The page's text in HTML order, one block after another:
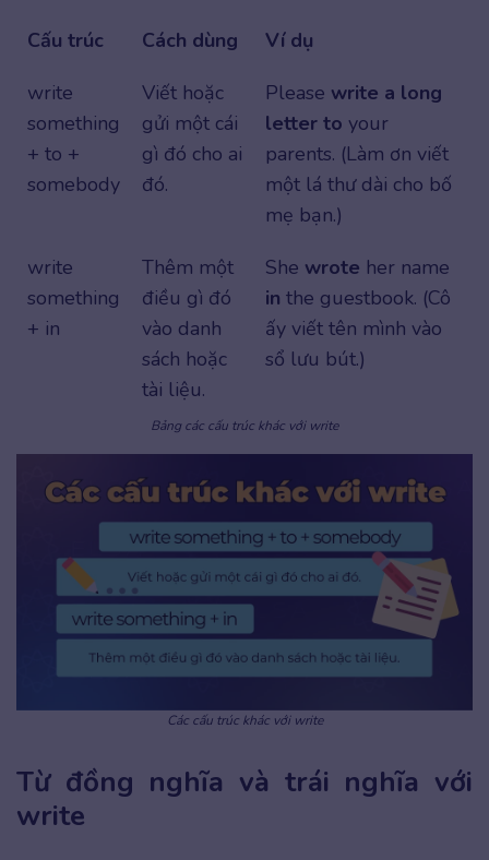
Cấu trúc Cách dùng
Ví dụ
write
something
+ to +
somebody
Viết hoặc
gửi một cái
gì đó cho ai
đó.
Please write a long
letter to your
parents. (Làm ơn viết
một lá thư dài cho bố
mẹ bạn.)
write
something
+ in
Thêm một
điều gì đó
vào danh
sách hoặc
tài liệu.
She wrote her name
in the guestbook. (Cô
ấy viết tên mình vào
sổ lưu bút.)
Bảng các cấu trúc khác với write
Các cấu trúc khác với write
Từ đồng nghĩa và trái nghĩa với
write